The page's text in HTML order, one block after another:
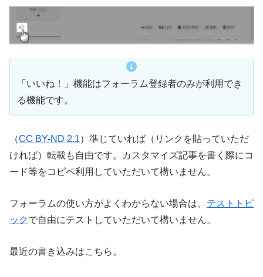
「いいね！」機能はフォーラム登録者のみが利用でき
る機能です。
（CC BY-ND 2.1）準じていれば（リンクを貼っていただ
ければ）転載も自由です。カスタマイズ記事を書く際にコ
ード等をコピペ利用していただいて構いません。
フォーラムの使い方がよくわからない場合は、 テストトピ
ックで自由にテストしていただいて構いません。
最近の書き込みはこちら。